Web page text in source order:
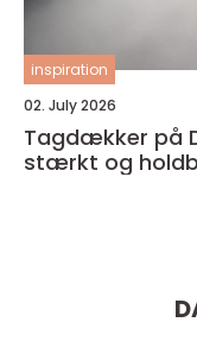
inspiration
02. July 2026
Tagdækker på
stærkt og